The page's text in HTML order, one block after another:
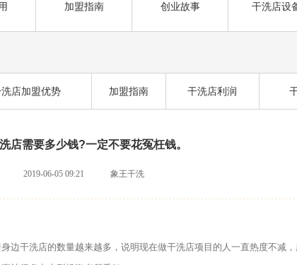
加盟指南 创业故事 干洗店设
店加盟优势 加盟指南 干洗店利润
店需要多少钱?一定不要花冤枉钱。
2019-06-05 09:21 象王干洗
干洗店的数量越来越多，说明现在做干洗店项目的人一直热度不减，